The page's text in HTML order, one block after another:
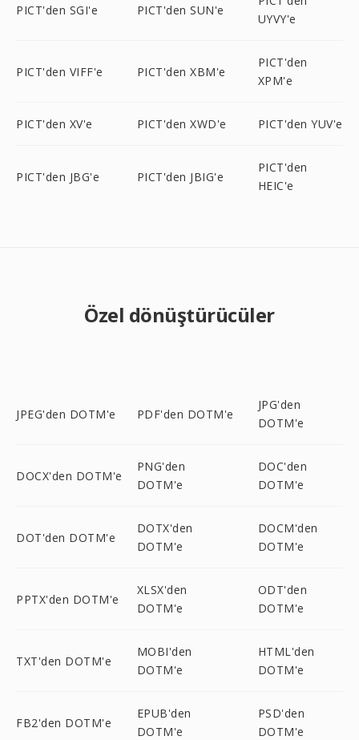
PICT'den SGI'e PICT'den SUN'e
UYVY'e
PICT'den VIFF'e PICT'den XBM'e
PICT'den
XPM'e
PICT'den XV'e PICT'den XWD'e PICT'den YUV'e
PICT'den JBG'e PICT'den JBIG'e
PICT'den
HEIC'e
Özel dönüştürücüler
JPEG'den DOTM'e PDF'den DOTM'e
JPG'den
DOTM'e
DOCX'den DOTM'e
PNG'den
DOTM'e
DOC'den
DOTM'e
DOT'den DOTM'e
DOTX'den
DOTM'e
DOCM'den
DOTM'e
PPTX'den DOTM'e
XLSX'den
DOTM'e
ODT'den
DOTM'e
TXT'den DOTM'e
MOBI'den
DOTM'e
HTML'den
DOTM'e
FB2'den DOTM'e
EPUB'den
DOTM'e
PSD'den
DOTM'e